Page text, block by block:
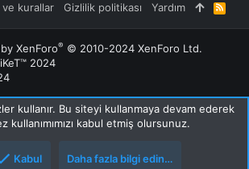
ve kurallar Gizlilik politikası Yardım
R
S
S
XenForo® © 2010-2024 XenForo Ltd.
2024
kullanır. Bu siteyi kullanmaya devam ederek
kullanımımızı kabul etmiş olursunuz.
Kabul Daha fazla bilgi edin…